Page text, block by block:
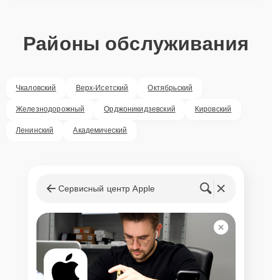
Районы обслуживания
Чкаловский Верх-Исетский Октябрьский
Железнодорожный Орджоникидзевский Кировский
Ленинский Академический
Сервисный центр Apple